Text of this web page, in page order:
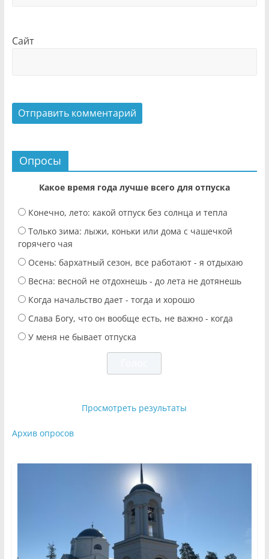
Сайт
Опросы
Какое время года лучше всего для отпуска
Конечно, лето: какой отпуск без солнца и тепла
Только зима: лыжи, коньки или дома с чашечкой
горячего чая
Осень: бархатный сезон, все работают - я отдыхаю
Весна: весной не отдохнешь - до лета не дотянешь
Когда начальство дает - тогда и хорошо
Слава Богу, что он вообще есть, не важно - когда
У меня не бывает отпуска
Просмотреть результаты
Архив опросов